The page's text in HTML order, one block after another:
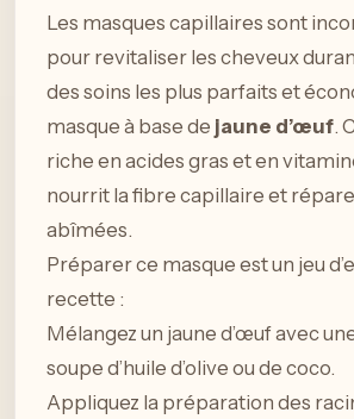
Les masques capillaires sont
pour revitaliser les cheveux
des soins les plus parfaits et
masque à base de jaune d’œuf.
riche en acides gras et en
nourrit la fibre capillaire et
abîmées.
Préparer ce masque est un jeu
recette :
Mélangez un jaune d’œuf avec
soupe d’huile d’olive ou de coco.
Appliquez la préparation des